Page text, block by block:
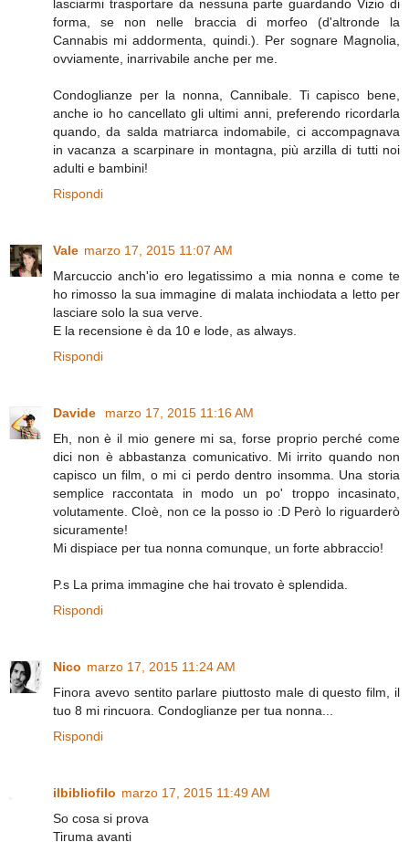
lasciarmi trasportare da nessuna parte guardando Vizio di
forma, se non nelle braccia di morfeo (d'altronde la
Cannabis mi addormenta, quindi.). Per sognare Magnolia,
ovviamente, inarrivabile anche per me.
Condoglianze per la nonna, Cannibale. Ti capisco bene,
anche io ho cancellato gli ultimi anni, preferendo ricordarla
quando, da salda matriarca indomabile, ci accompagnava
in vacanza a scarpinare in montagna, più arzilla di tutti noi
adulti e bambini!
Rispondi
Vale marzo 17, 2015 11:07 AM
Marcuccio anch'io ero legatissimo a mia nonna e come te
ho rimosso la sua immagine di malata inchiodata a letto per
lasciare solo la sua verve.
E la recensione è da 10 e lode, as always.
Rispondi
Davide
marzo 17, 2015 11:16 AM
Eh, non è il mio genere mi sa, forse proprio perché come
dici non è abbastanza comunicativo. Mi irrito quando non
capisco un film, o mi ci perdo dentro insomma. Una storia
semplice raccontata in modo un po' troppo incasinato,
volutamente. CIoè, non ce la posso io :D Però lo riguarderò
sicuramente!
Mi dispiace per tua nonna comunque, un forte abbraccio!
P.s La prima immagine che hai trovato è splendida.
Rispondi
Nico marzo 17, 2015 11:24 AM
Finora avevo sentito parlare piuttosto male di questo film, il
tuo 8 mi rincuora. Condoglianze per tua nonna...
Rispondi
ilbibliofilo marzo 17, 2015 11:49 AM
So cosa si prova
Tiruma avanti